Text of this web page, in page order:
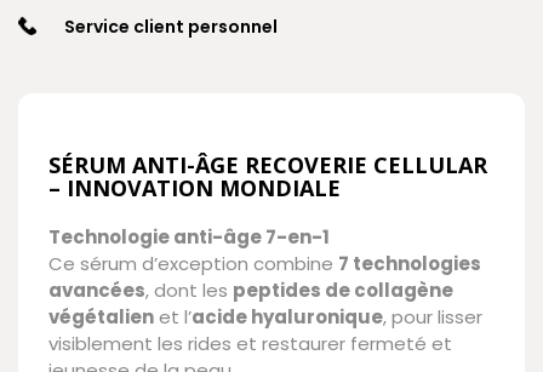
Service client personnel
SÉRUM ANTI-ÂGE RECOVERIE CELLULAR
– INNOVATION MONDIALE
Technologie anti-âge 7-en-1
Ce sérum d’exception combine 7 technologies
avancées, dont les peptides de collagène
végétalienet l’acide hyaluronique, pour lisser
visiblement les rides et restaurer fermeté et